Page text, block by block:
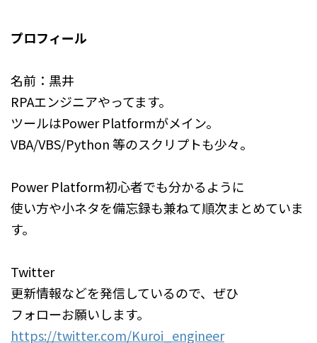
プロフィール
名前：黒井
RPAエンジニアやってます。
ツールはPower Platformがメイン。
VBA/VBS/Python 等のスクリプトも少々。
Power Platform初心者でも分かるように
使い方や小ネタを備忘録も兼ねて順次まとめていま
す。
Twitter
更新情報などを発信しているので、ぜひ
フォローお願いします。
https://twitter.com/Kuroi_engineer